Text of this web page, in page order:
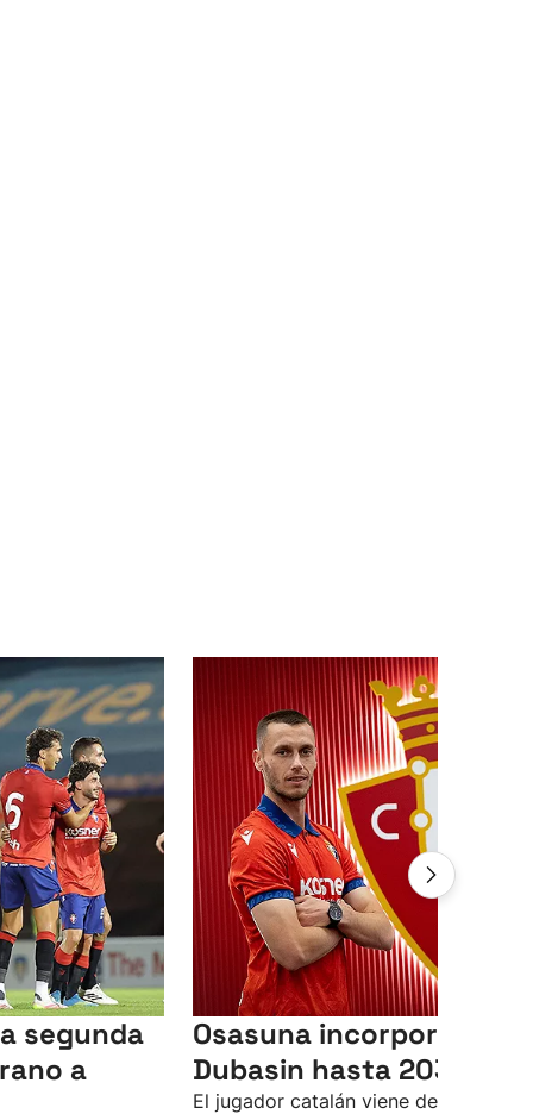
segunda
a
Osasuna incorpora a
Dubasin hasta 2030
El jugador catalán viene del Sporting